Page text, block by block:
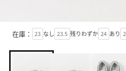
在庫： 23 なし 23.5 残りわずか 24 あり